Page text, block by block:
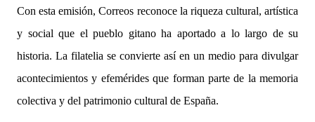
Con esta emisión, Correos reconoce la riqueza cultural, artística
y social que el pueblo gitano ha aportado a lo largo de su
historia. La filatelia se convierte así en un medio para divulgar
acontecimientos y efemérides que forman parte de la memoria
colectiva y del patrimonio cultural de España.